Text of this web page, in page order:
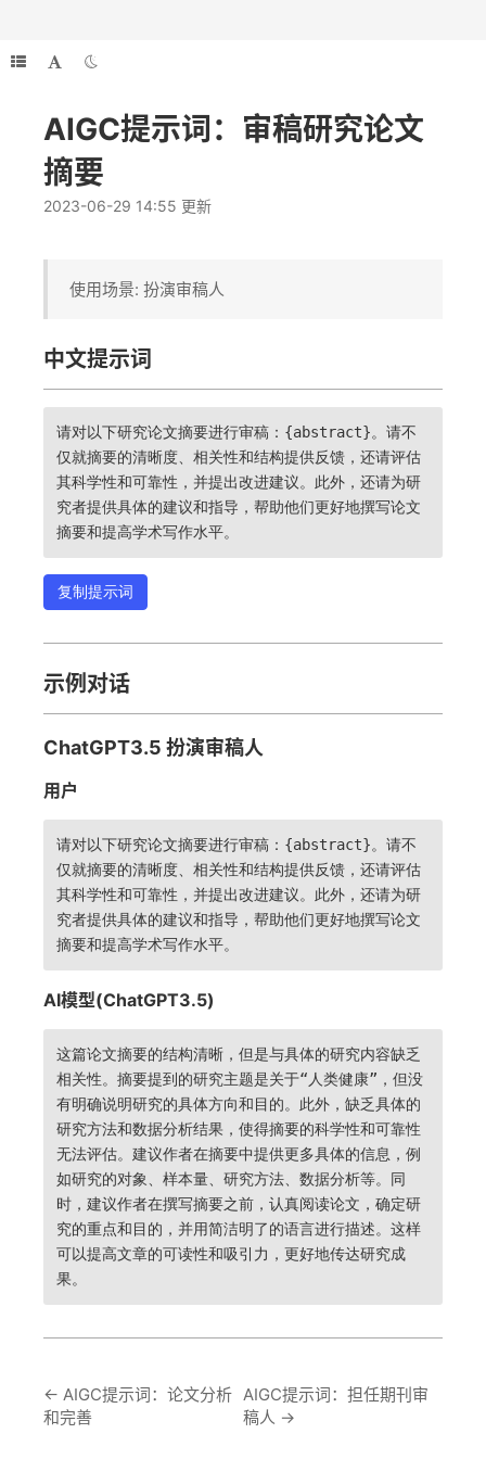
AIGC提示词：审稿研究论文
摘要
2023-06-29 14:55 更新
使用场景: 扮演审稿人
中文提示词
请对以下研究论文摘要进行审稿：{abstract}。请不
仅就摘要的清晰度、相关性和结构提供反馈，还请评估
其科学性和可靠性，并提出改进建议。此外，还请为研
究者提供具体的建议和指导，帮助他们更好地撰写论文
摘要和提高学术写作水平。
复制提示词
示例对话
ChatGPT3.5 扮演审稿人
用户
请对以下研究论文摘要进行审稿：{abstract}。请不
仅就摘要的清晰度、相关性和结构提供反馈，还请评估
其科学性和可靠性，并提出改进建议。此外，还请为研
究者提供具体的建议和指导，帮助他们更好地撰写论文
摘要和提高学术写作水平。
AI模型(ChatGPT3.5)
这篇论文摘要的结构清晰，但是与具体的研究内容缺乏
相关性。摘要提到的研究主题是关于“人类健康”，但没
有明确说明研究的具体方向和目的。此外，缺乏具体的
研究方法和数据分析结果，使得摘要的科学性和可靠性
无法评估。建议作者在摘要中提供更多具体的信息，例
如研究的对象、样本量、研究方法、数据分析等。同
时，建议作者在撰写摘要之前，认真阅读论文，确定研
究的重点和目的，并用简洁明了的语言进行描述。这样
可以提高文章的可读性和吸引力，更好地传达研究成
果。
← AIGC提示词：论文分析
和完善
AIGC提示词：担任期刊审
稿人 →